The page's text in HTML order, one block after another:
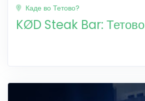
Каде во Тетово?
KØD Steak Bar: Тетово